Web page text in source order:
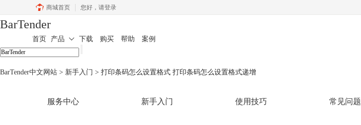
商城首页 您好， 请登录
BarTender
首页 产品 下载 购买 帮助 案例
BarTender中文网站 > 新手入门 > 打印条码怎么设置格式 打印条码怎么设置格式递增
服务中心 新手入门 使用技巧 常见问题